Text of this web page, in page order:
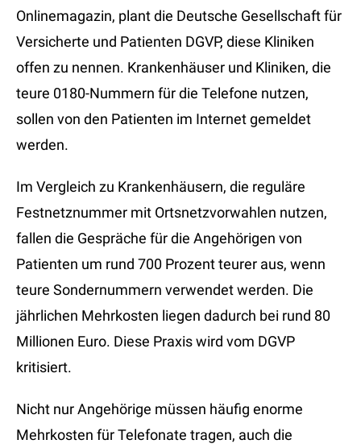
Onlinemagazin, plant die Deutsche Gesellschaft für
Versicherte und Patienten DGVP, diese Kliniken
offen zu nennen. Krankenhäuser und Kliniken, die
teure 0180-Nummern für die Telefone nutzen,
sollen von den Patienten im Internet gemeldet
werden.
Im Vergleich zu Krankenhäusern, die reguläre
Festnetznummer mit Ortsnetzvorwahlen nutzen,
fallen die Gespräche für die Angehörigen von
Patienten um rund 700 Prozent teurer aus, wenn
teure Sondernummern verwendet werden. Die
jährlichen Mehrkosten liegen dadurch bei rund 80
Millionen Euro. Diese Praxis wird vom DGVP
kritisiert.
Nicht nur Angehörige müssen häufig enorme
Mehrkosten für Telefonate tragen, auch die